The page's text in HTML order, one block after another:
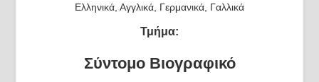
Ελληνικά, Αγγλικά, Γερμανικά, Γαλλικά
Τμήμα:
Σύντομο Βιογραφικό